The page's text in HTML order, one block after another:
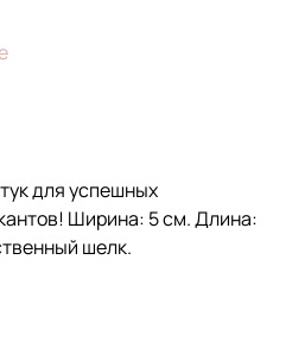
для успешных
Ширина: 5 см. Длина:
шелк.